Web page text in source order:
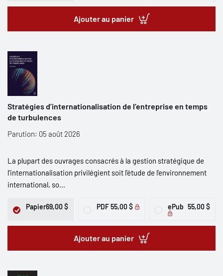
Ajouter au panier
Stratégies d’internationalisation de l’entreprise en temps
de turbulences
Parution: 05 août 2026
La plupart des ouvrages consacrés à la gestion stratégique de
l’internationalisation privilégient soit l’étude de l’environnement
international, so...
Papier69,00 $ PDF 55,00 $ ePub 55,00 $
Ajouter au panier